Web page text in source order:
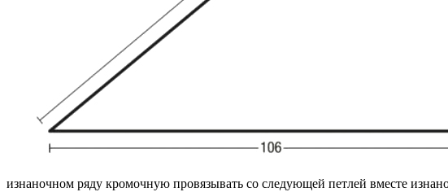
изнаночном ряду кромочную провязывать со следующей петлей вместе